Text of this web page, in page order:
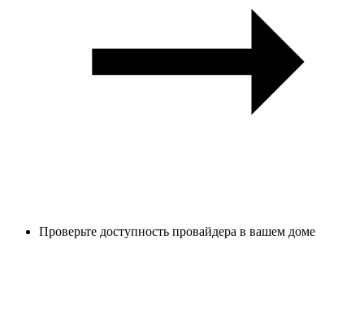
Проверьте доступность провайдера в вашем доме